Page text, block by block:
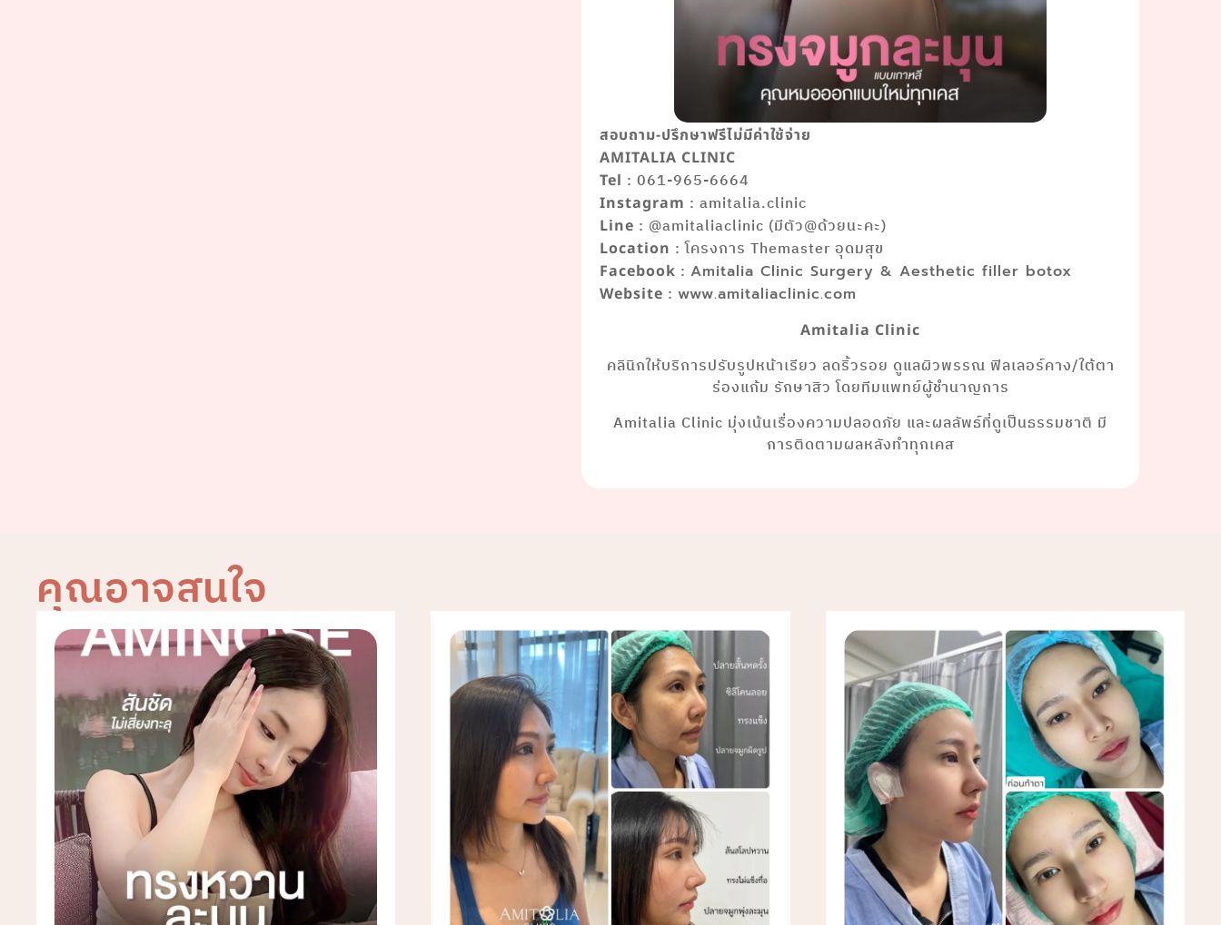
สอบถาม-ปรึกษาฟรีไม่มีค่าใช้จ่าย
AMITALIA CLINIC
Tel : 061-965-6664
Instagram : amitalia.clinic
Line : @amitaliaclinic (มีตัว@ด้วยนะคะ)
Location : โครงการ Themaster อุดมสุข
Facebook :Amitalia Clinic Surgery & Aesthetic filler botox
Website :www.amitaliaclinic.com
Amitalia Clinic
คลินิกให้บริการปรับรูปหน้าเรียว ลดริ้วรอย ดูแลผิวพรรณ ฟิลเลอร์คาง/ใต้ตา
ร่องแก้ม รักษาสิว โดยทีมแพทย์ผู้ชำนาญการ
Amitalia Clinic มุ่งเน้นเรื่องความปลอดภัย และผลลัพธ์ที่ดูเป็นธรรมชาติ มี
การติดตามผลหลังทำทุกเคส
คุณอาจสนใจ